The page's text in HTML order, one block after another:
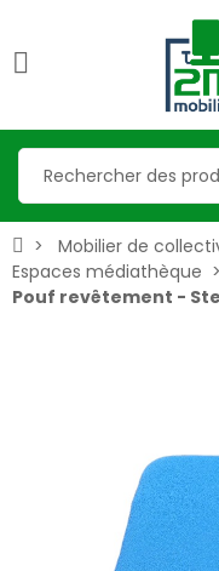
Mobilier de
Espaces médiathèque
Pouf revêtement -